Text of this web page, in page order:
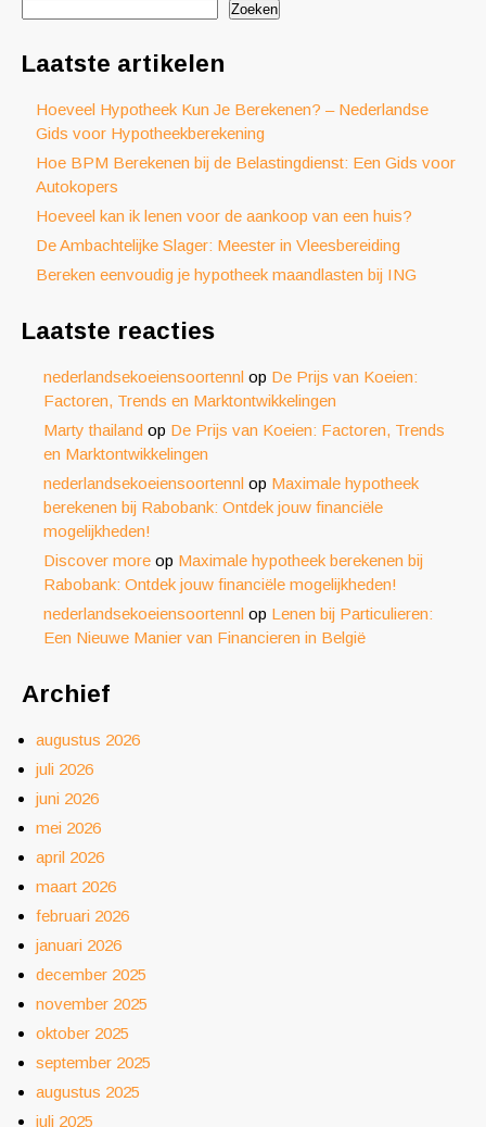
Zoeken
Laatste artikelen
Hoeveel Hypotheek Kun Je Berekenen? – Nederlandse
Gids voor Hypotheekberekening
Hoe BPM Berekenen bij de Belastingdienst: Een Gids voor
Autokopers
Hoeveel kan ik lenen voor de aankoop van een huis?
De Ambachtelijke Slager: Meester in Vleesbereiding
Bereken eenvoudig je hypotheek maandlasten bij ING
Laatste reacties
nederlandsekoeiensoortennl op De Prijs van Koeien:
Factoren, Trends en Marktontwikkelingen
Marty thailand op De Prijs van Koeien: Factoren, Trends
en Marktontwikkelingen
nederlandsekoeiensoortennl op Maximale hypotheek
berekenen bij Rabobank: Ontdek jouw financiële
mogelijkheden!
Discover more op Maximale hypotheek berekenen bij
Rabobank: Ontdek jouw financiële mogelijkheden!
nederlandsekoeiensoortennl op Lenen bij Particulieren:
Een Nieuwe Manier van Financieren in België
Archief
augustus 2026
juli 2026
juni 2026
mei 2026
april 2026
maart 2026
februari 2026
januari 2026
december 2025
november 2025
oktober 2025
september 2025
augustus 2025
juli 2025